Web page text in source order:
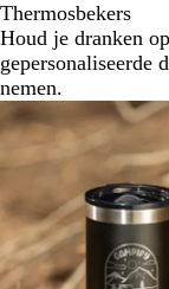
Thermosbekers
Houd je dranken
gepersonaliseerde
nemen.